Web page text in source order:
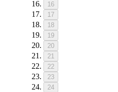
16
17
18
19
20
21
22
23
24